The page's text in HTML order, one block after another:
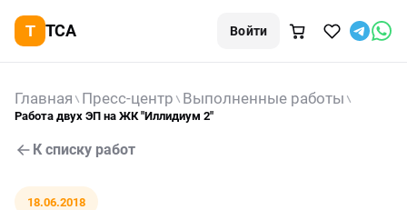
TCA Войти
Главная Пресс-центр Выполненные работы
Работа двух ЭП на ЖК "Иллидиум 2"
К списку работ
18.06.2018